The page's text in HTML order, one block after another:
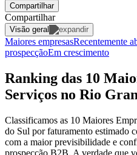
Compartilhar
Compartilhar
Visão geral
Maiores empresasRecentemente
prospecçãoEm crescimento
Ranking das 10
Serviços no Rio
Classificamos as 10 Maiores
do Sul por faturamento estimado
com a maior previsibilidade e
prospecção B2B. A verdade que